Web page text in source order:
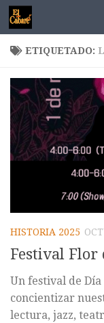
Saltar al
ETIQUETADO:
HISTORIA 2025
Festival Flor
Un festival de
concientizar
lectura, jazz,